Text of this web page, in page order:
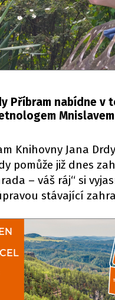
Příbram nabídne
Knihovny Jana
pomůže již dnes
– váš ráj“ si
stávající